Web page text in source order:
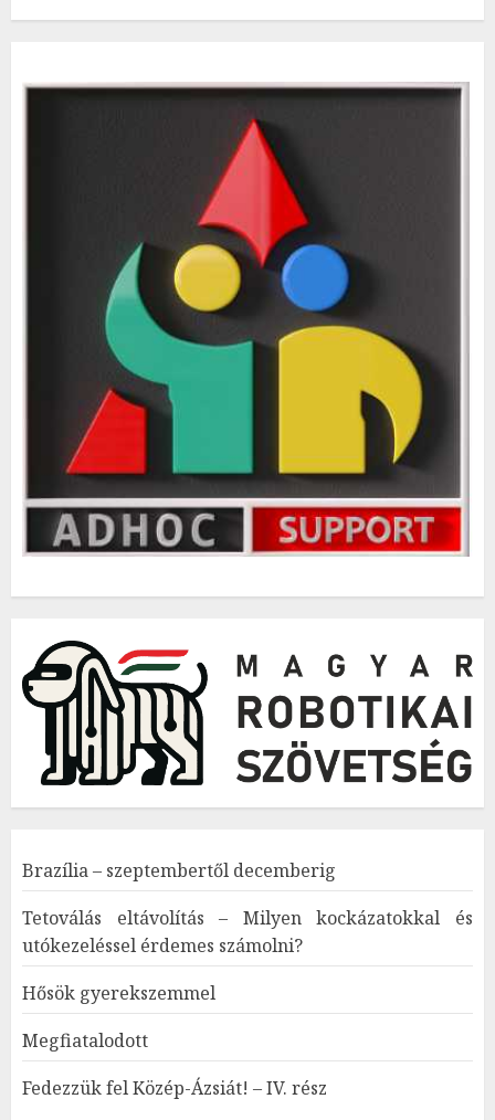
Brazília – szeptembertől decemberig
Tetoválás eltávolítás – Milyen kockázatokkal és
utókezeléssel érdemes számolni?
Hősök gyerekszemmel
Megfiatalodott
Fedezzük fel Közép-Ázsiát! – IV. rész